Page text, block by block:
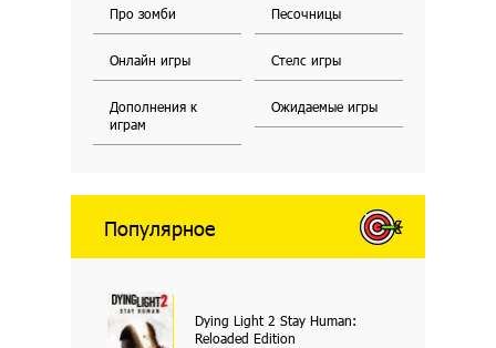
Про зомби Песочницы
Онлайн игры Стелс игры
Дополнения к
играм
Ожидаемые игры
Популярное
Dying Light 2 Stay Human:
Reloaded Edition